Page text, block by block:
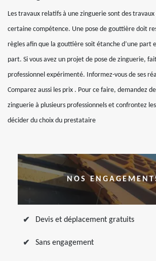
Les travaux relatifs à une zinguerie sont des
certaine compétence. Une pose de gouttière doit
règles afin que la gouttière soit étanche d’une part
part. Si vous avez un projet de pose de zinguerie,
professionnel expérimenté. Informez-vous de ses
Comparez aussi les prix . Pour ce faire, demandez
zinguerie à plusieurs professionnels et confrontez
décider du choix du prestataire
NOS
Devis et déplacement gratuits
Sans engagement